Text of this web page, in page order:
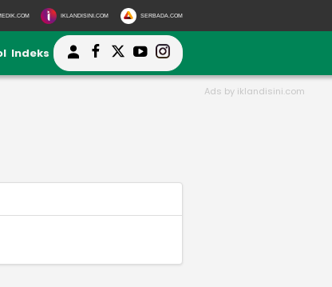
IKLANDISINI.COM SERBADA.COM
Indeks